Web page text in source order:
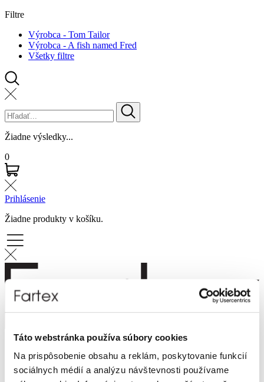
Táto webstránka používa súbory cookies
Na prispôsobenie obsahu a reklám, poskytovanie funkcií
sociálnych médií a analýzu návštevnosti používame
Filtre
Výrobca - Tom Tailor
Výrobca - A fish named Fred
Všetky filtre
Žiadne výsledky...
0
Prihlásenie
Žiadne produkty v košíku.
Novinky
Dámska móda
Pánska móda